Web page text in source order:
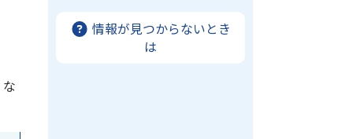
情報が見つからないとき
は